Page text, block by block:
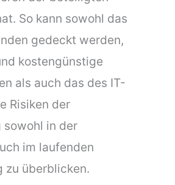
So kann sowohl das
gedeckt werden,
kostengünstige
als auch das des IT-
Risiken der
sowohl in der
im laufenden
zu überblicken.